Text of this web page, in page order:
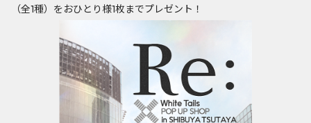
（全1種）をおひとり様1枚までプレゼント！